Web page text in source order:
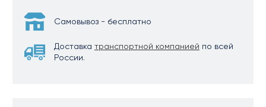
Самовывоз - бесплатно
Доставка транспортной компанией по всей
России.